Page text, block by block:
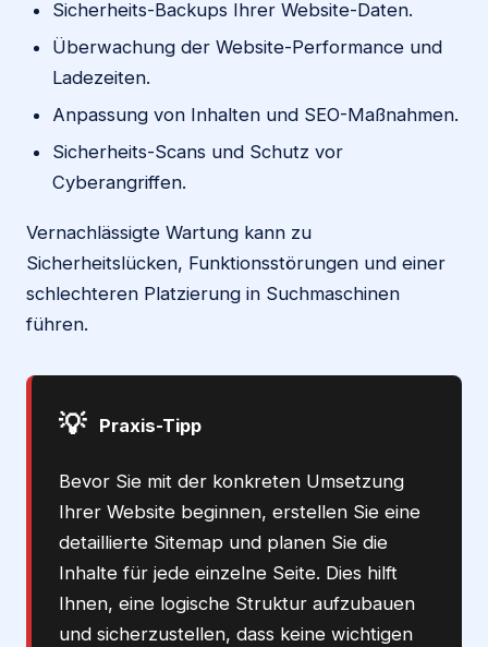
Sicherheits-Backups Ihrer Website-Daten.
Überwachung der Website-Performance und
Ladezeiten.
Anpassung von Inhalten und SEO-Maßnahmen.
Sicherheits-Scans und Schutz vor
Cyberangriffen.
Vernachlässigte Wartung kann zu
Sicherheitslücken, Funktionsstörungen und einer
schlechteren Platzierung in Suchmaschinen
führen.
💡 Praxis-Tipp
Bevor Sie mit der konkreten Umsetzung
Ihrer Website beginnen, erstellen Sie eine
detaillierte Sitemap und planen Sie die
Inhalte für jede einzelne Seite. Dies hilft
Ihnen, eine logische Struktur aufzubauen
und sicherzustellen, dass keine wichtigen